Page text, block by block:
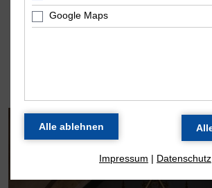
Disposition
Google Maps
Impressum | Datenschutz